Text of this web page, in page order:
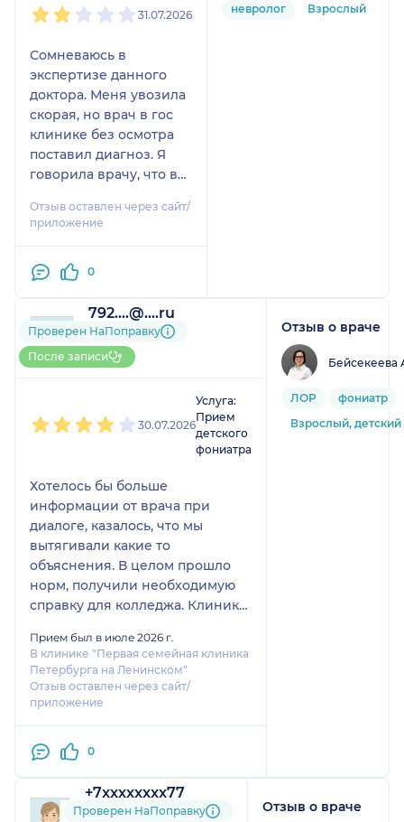
31.07.2026
Сомневаюсь в
экспертизе данного
доктора. Меня увозила
скорая, но врач в гос
клинике без осмотра
поставил диагноз. Я
говорила врачу, что в
скорее всего
защемление нерва.
того чтобы услышать
списала диагноз из
выписки больницы в
которой меня даже
невролог не
выписала мне
успокоительные и
воспаленным нервом
проходила 1,5 месяца,
но на успокоительных.
Врача не рекомендую.
Отзыв оставлен через сайт/
приложение
0
невролог Взрослый
792....@....ru
1 отзыв
До 5 записей через
НаПоправку
Проверен НаПоправку
После записи
30.07.2026
Услуга:
Прием
детского
фониатра
Хотелось бы больше
информации от врача при
диалоге, казалось, что мы
вытягивали какие то
объяснения. В целом прошло
норм, получили необходимую
справку для колледжа. Клиника
Рекомендую её для посещения,
но врачей изучать нужно по
первому визиту, чтобы понять
хорош или плох.
Прием был в июле 2026 г.
В клинике "Первая семейная клиника
Петербурга на Ленинском"
Отзыв оставлен через сайт/
приложение
0
Отзыв о враче
Бейсекеева
ЛОР
фониатр
Взрослый, детский
+7xxxxxxxx77
1 отзыв
Проверен НаПоправку Отзыв о враче